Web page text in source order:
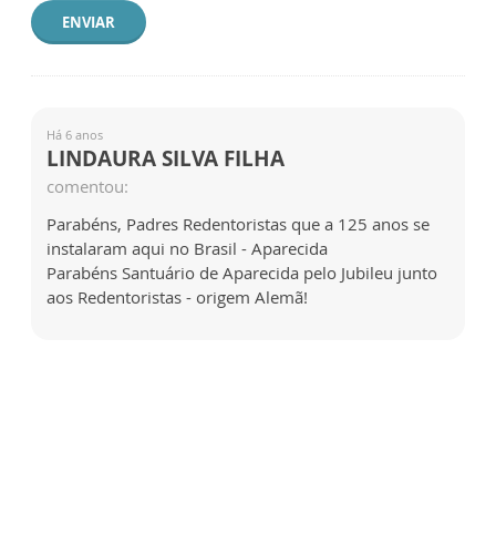
ENVIAR
Há 6 anos
LINDAURA SILVA FILHA
comentou:
Parabéns, Padres Redentoristas que a 125 anos se
instalaram aqui no Brasil - Aparecida
Parabéns Santuário de Aparecida pelo Jubileu junto
aos Redentoristas - origem Alemã!